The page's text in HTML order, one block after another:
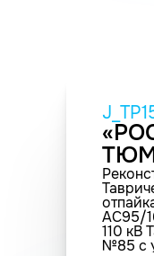
АС95/
110 кВ
№85 с